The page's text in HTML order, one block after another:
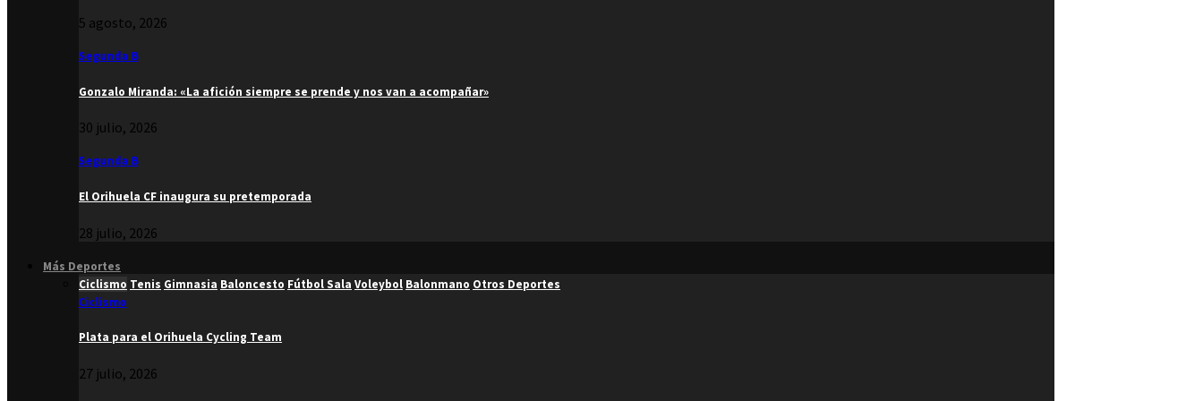
5 agosto, 2026
Segunda B
Gonzalo Miranda: «La afición siempre se prende y nos van a acompañar»
30 julio, 2026
Segunda B
El Orihuela CF inaugura su pretemporada
28 julio, 2026
Más Deportes
Ciclismo Tenis Gimnasia Baloncesto Fútbol Sala Voleybol Balonmano Otros Deportes
Ciclismo
Plata para el Orihuela Cycling Team
27 julio, 2026